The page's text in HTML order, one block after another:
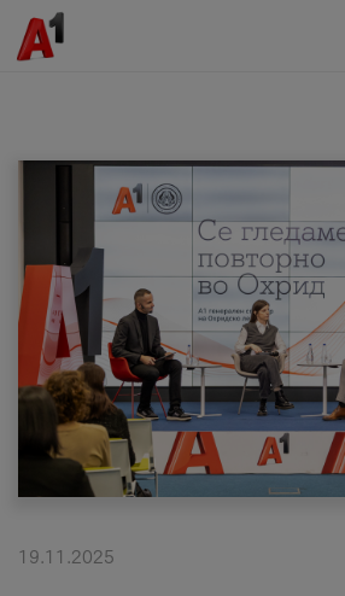
МК SQ
Приватни Деловни
Поддршка
Надополни кредит
19.11.2025